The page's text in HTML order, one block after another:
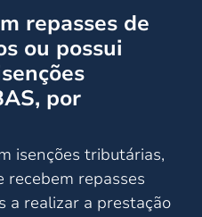
repasses de
ou possui
por
isenções tributárias,
recebem repasses
a realizar a prestação